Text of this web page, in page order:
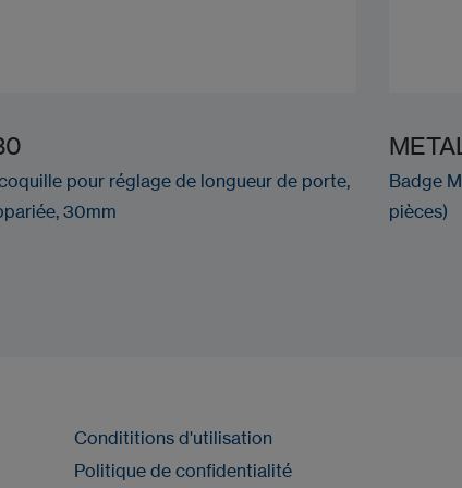
pour réglage de longueur de porte,
30mm
Badge
pièces)
Condititions d'utilisation
Politique de confidentialité